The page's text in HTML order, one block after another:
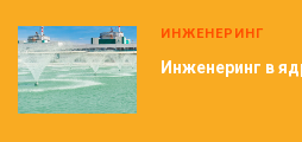
ИНЖЕНЕРИНГ
Инженеринг в